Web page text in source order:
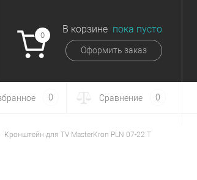
0
В корзине пока пусто
Оформить заказ
0 Сравнение 0
Кронштейн для TV MasterKron PLN 07-22 T